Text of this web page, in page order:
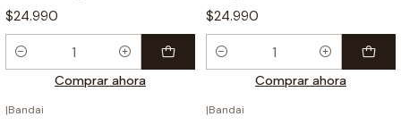
$24.990
Cantidad
Comprar ahora
$24.990
Cantidad
Comprar ahora
|Bandai |Bandai